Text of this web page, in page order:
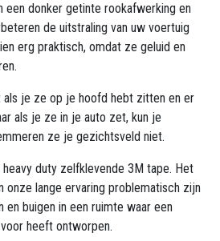
een donker getinte rookafwerking en
de uitstraling van uw voertuig
erg praktisch, omdat ze geluid en
als je ze op je hoofd hebt zitten en er
als je ze in je auto zet, kun je
ze je gezichtsveld niet.
duty zelfklevende 3M tape. Het
onze lange ervaring problematisch zijn
buigen in een ruimte waar een
heeft ontworpen.